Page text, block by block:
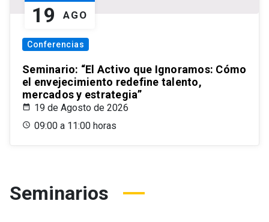
19 AGO
Conferencias
Seminario: “El Activo que Ignoramos: Cómo
el envejecimiento redefine talento,
mercados y estrategia”
19 de Agosto de 2026
09:00 a 11:00 horas
Seminarios